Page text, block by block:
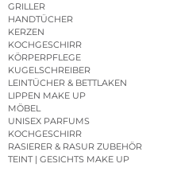
GRILLER
HANDTÜCHER
KERZEN
KOCHGESCHIRR
KÖRPERPFLEGE
KUGELSCHREIBER
LEINTÜCHER & BETTLAKEN
LIPPEN MAKE UP
MÖBEL
UNISEX PARFUMS
KOCHGESCHIRR
RASIERER & RASUR ZUBEHÖR
TEINT | GESICHTS MAKE UP